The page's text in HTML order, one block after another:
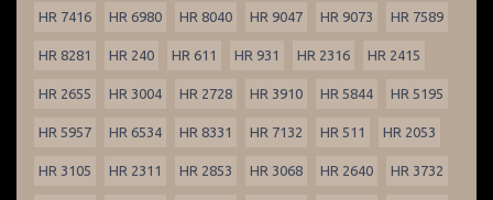
HR 7416 HR 6980 HR 8040 HR 9047 HR 9073 HR 7589
HR 8281 HR 240 HR 611 HR 931 HR 2316 HR 2415
HR 2655 HR 3004 HR 2728 HR 3910 HR 5844 HR 5195
HR 5957 HR 6534 HR 8331 HR 7132 HR 511 HR 2053
HR 3105 HR 2311 HR 2853 HR 3068 HR 2640 HR 3732